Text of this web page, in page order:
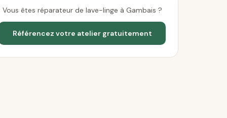
Vous êtes réparateur de lave-linge à Gambais ?
Référencez votre atelier gratuitement